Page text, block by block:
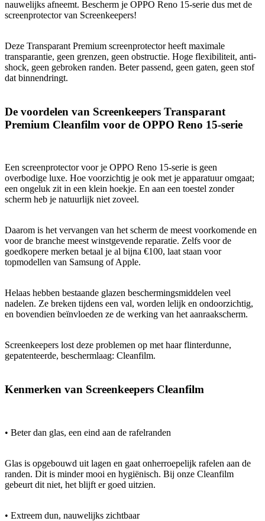
nauwelijks afneemt. Bescherm je OPPO Reno 15-serie dus met de
screenprotector van Screenkeepers!
Deze Transparant Premium screenprotector heeft maximale
transparantie, geen grenzen, geen obstructie. Hoge flexibiliteit, anti-
shock, geen gebroken randen. Beter passend, geen gaten, geen stof
dat binnendringt.
De voordelen van Screenkeepers Transparant
Premium Cleanfilm voor de OPPO Reno 15-serie
Een screenprotector voor je OPPO Reno 15-serie is geen
overbodige luxe. Hoe voorzichtig je ook met je apparatuur omgaat;
een ongeluk zit in een klein hoekje. En aan een toestel zonder
scherm heb je natuurlijk niet zoveel.
Daarom is het vervangen van het scherm de meest voorkomende en
voor de branche meest winstgevende reparatie. Zelfs voor de
goedkopere merken betaal je al bijna €100, laat staan voor
topmodellen van Samsung of Apple.
Helaas hebben bestaande glazen beschermingsmiddelen veel
nadelen. Ze breken tijdens een val, worden lelijk en ondoorzichtig,
en bovendien beïnvloeden ze de werking van het aanraakscherm.
Screenkeepers lost deze problemen op met haar flinterdunne,
gepatenteerde, beschermlaag: Cleanfilm.
Kenmerken van Screenkeepers Cleanfilm
• Beter dan glas, een eind aan de rafelranden
Glas is opgebouwd uit lagen en gaat onherroepelijk rafelen aan de
randen. Dit is minder mooi en hygiënisch. Bij onze Cleanfilm
gebeurt dit niet, het blijft er goed uitzien.
• Extreem dun, nauwelijks zichtbaar